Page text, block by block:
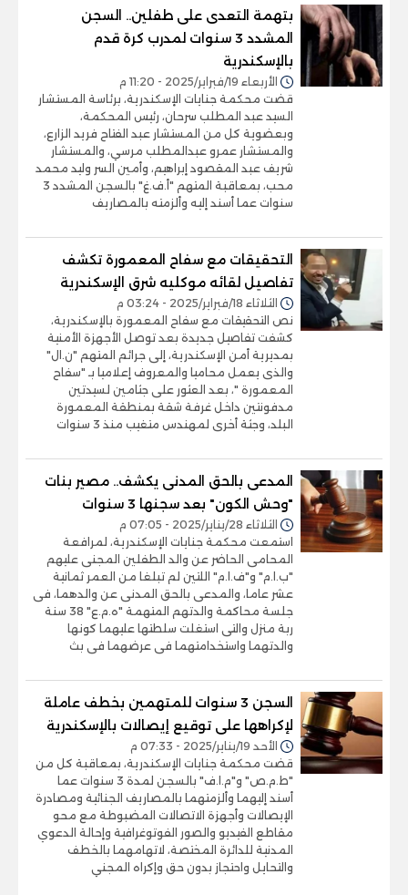
بتهمة التعدى على طفلين.. السجن
المشدد 3 سنوات لمدرب كرة قدم
بالإسكندرية
الأربعاء 19/فبراير/2025 - 11:20 م
قضت محكمة جنايات الإسكندرية، برئاسة المستشار
السيد عبد المطلب سرحان، رئيس المحكمة،
وبعضوية كل من المستشار عبد الفتاح فريد الزارع،
والمستشار عمرو عبدالمطلب مرسي، والمستشار
شريف عبد المقصود إبراهيم، وأمين السر وليد محمد
محب، بمعاقبة المتهم "أ.ف.غ" بالسجن المشدد 3
سنوات عما أسند إليه وألزمته بالمصاريف
التحقيقات مع سفاح المعمورة تكشف
تفاصيل لقائه موكليه شرق الإسكندرية
الثلاثاء 18/فبراير/2025 - 03:24 م
نص التحقيقات مع سفاح المعمورة بالإسكندرية،
كشفت تفاصيل جديدة بعد توصل الأجهزة الأمنية
بمديرية أمن الإسكندرية، إلى جرائم المتهم "ن.ال"
والذى يعمل محاميا والمعروف إعلاميا بـ "سفاح
المعمورة "، بعد العثور على جثامين لسيدتين
مدفونتين داخل غرفة شقة بمنطقة المعمورة
البلد، وجثة أخرى لمهندس متغيب منذ 3 سنوات
المدعى بالحق المدنى يكشف.. مصير بنات
"وحش الكون" بعد سجنها 3 سنوات
الثلاثاء 28/يناير/2025 - 07:05 م
استمعت محكمة جنايات الإسكندرية، لمرافعة
المحامى الحاضر عن والد الطفلين المجنى عليهم
"ب.ا.م" و"ف.ا.م" اللتين لم تبلغا من العمر ثمانية
عشر عاما، والمدعى بالحق المدنى عن والدهما، فى
جلسة محاكمة والدتهم المتهمة "ه.م.ع" 38 سنة
ربة منزل والتى استغلت سلطتها عليهما كونها
والدتهما واستخدامتهما فى عرضهما فى بث
السجن 3 سنوات للمتهمين بخطف عاملة
لإكراهها على توقيع إيصالات بالإسكندرية
الأحد 19/يناير/2025 - 07:33 م
قضت محكمة جنايات الإسكندرية، بمعاقبة كل من
"ط.م.ص" و"م.ا.ف" بالسجن لمدة 3 سنوات عما
أسند إليهما وألزمتهما بالمصاريف الجنائية ومصادرة
الإيصالات وأجهزة الاتصالات المضبوطة مع محو
مقاطع الفيديو والصور الفوتوغرافية وإحالة الدعوي
المدنية للدائرة المختصة، لاتهامهما بالخطف
والتحايل واحتجاز بدون حق وإكراه المجني